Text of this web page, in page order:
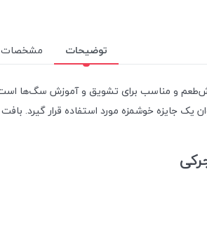
توضیحات مشخصات
و مناسب برای تشویق و آموزش سگ‌ها
یک جایزه خوشمزه مورد استفاده قرار گیرد.